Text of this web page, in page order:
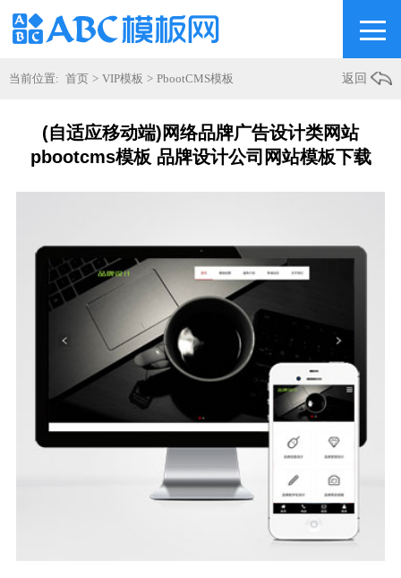
当前位置: 首页 > VIP模板 > PbootCMS模板 返回
(自适应移动端)网络品牌广告设计类网站
pbootcms模板 品牌设计公司网站模板下载